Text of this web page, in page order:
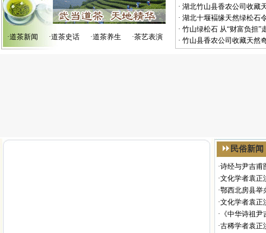
·道茶新闻 ·道茶史话 ·道茶养生 ·茶艺表演
· 湖北竹山县香农公司收藏
· 湖北十堰褔缘天然绿松石
· 竹山绿松石 从“财富负担”
· 竹山县香农公司收藏天然
民俗新闻
·诗经与尹吉甫
·文化学者袁正
·鄂西北房县举
·文化学者袁正
· 《中华诗祖
·古稀学者袁正